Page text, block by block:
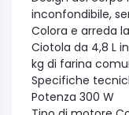
inconfondibile,
Colora e arreda
Ciotola da 4,8 L
kg di farina
Specifiche
Potenza 300 W